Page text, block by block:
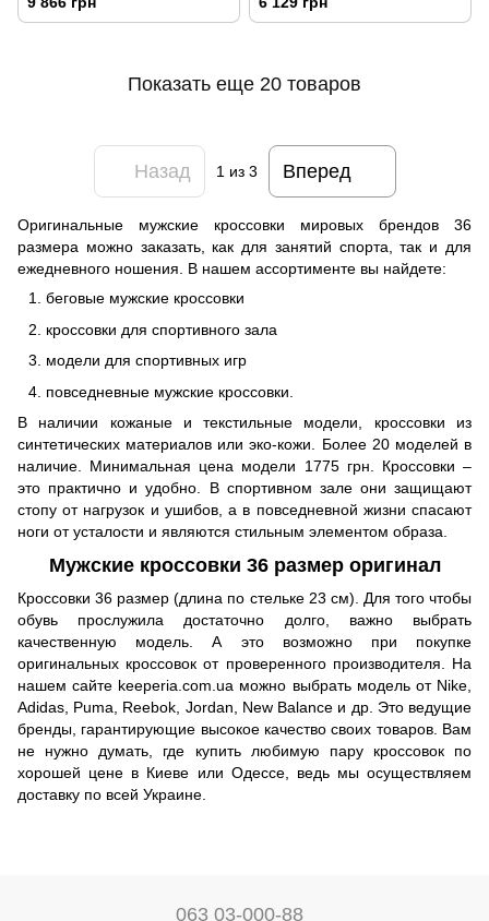
Показать еще 20 товаров
Назад 1из 3 Вперед
Оригинальные мужские кроссовки мировых брендов 36
размера можно заказать, как для занятий спорта, так и для
ежедневного ношения. В нашем ассортименте вы найдете:
беговые мужские кроссовки
кроссовки для спортивного зала
модели для спортивных игр
повседневные мужские кроссовки.
В наличии кожаные и текстильные модели, кроссовки из
синтетических материалов или эко-кожи. Более 20 моделей в
наличие. Минимальная цена модели 1775 грн. Кроссовки –
это практично и удобно. В спортивном зале они защищают
стопу от нагрузок и ушибов, а в повседневной жизни спасают
ноги от усталости и являются стильным элементом образа.
Мужские кроссовки 36 размер оригинал
Кроссовки 36 размер (длина по стельке 23 см). Для того чтобы
обувь прослужила достаточно долго, важно выбрать
качественную модель. А это возможно при покупке
оригинальных кроссовок от проверенного производителя. На
нашем сайте keeperia.com.ua можно выбрать модель от Nike,
Adidas, Puma, Reebok, Jordan, New Balance и др. Это ведущие
бренды, гарантирующие высокое качество своих товаров. Вам
не нужно думать, где купить любимую пару кроссовок по
хорошей цене в Киеве или Одессе, ведь мы осуществляем
доставку по всей Украине.
063 03-000-88